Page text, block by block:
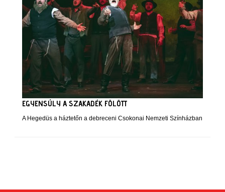
EGYENSÚLY A SZAKADÉK FÖLÖTT
A Hegedüs a háztetőn a debreceni Csokonai Nemzeti Színházban